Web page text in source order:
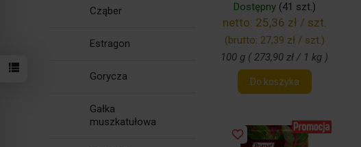
Dostępny(41 szt.)
netto: 25,36 zł / szt.
(brutto: 27,39 zł / szt.)
100 g ( 273,90 zł / 1 kg )
Do koszyka
Cząber
Estragon
Gorycza
Gałka
muszkatułowa